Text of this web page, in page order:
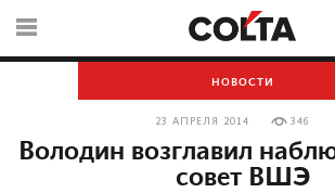
НОВОСТИ
23 АПРЕЛЯ 2014 346
Володин возглавил
совет ВШЭ